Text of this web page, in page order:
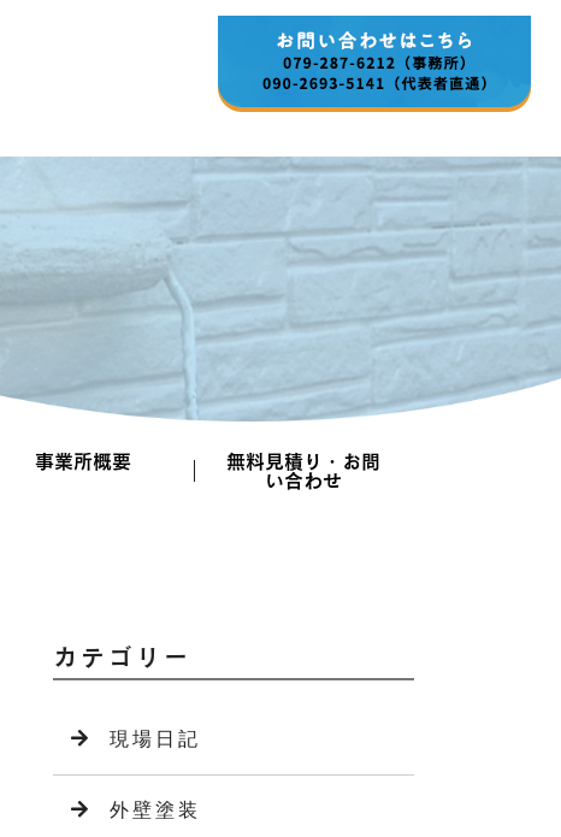
事業所概要
無料見積り・お問
い合わせ
カテゴリー
現場日記
外壁塗装